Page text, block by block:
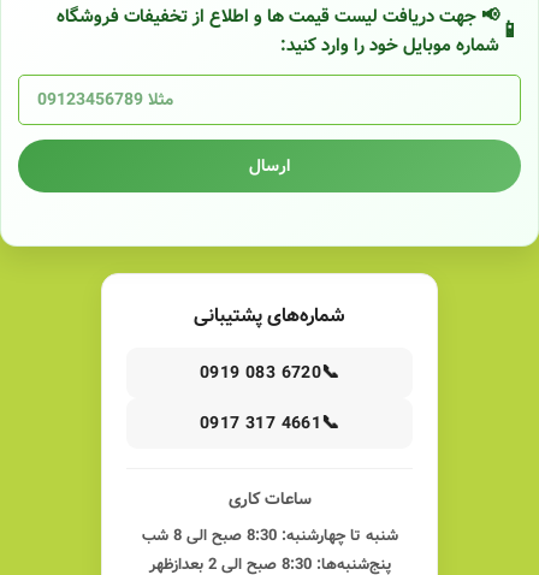
📢 جهت دریافت لیست قیمت ها و اطلاع از تخفیفات فروشگاه
شماره موبایل خود را وارد کنید:
ارسال
شماره‌های پشتیبانی
📞
0919 083 6720
📞
0917 317 4661
ساعات کاری
شنبه تا چهارشنبه: 8:30 صبح الی 8 شب
پنج‌شنبه‌ها: 8:30 صبح الی 2 بعدازظهر